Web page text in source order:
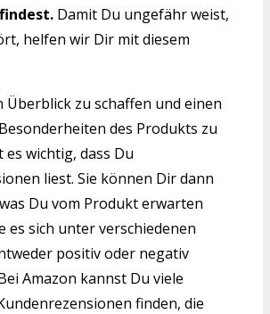
Damit Du ungefähr weist,
helfen wir Dir mit diesem
Überblick zu schaffen und einen
des Produkts zu
es wichtig, dass Du
liest. Sie können Dir dann
Du vom Produkt erwarten
es sich unter verschiedenen
positiv oder negativ
Amazon kannst Du viele
finden, die